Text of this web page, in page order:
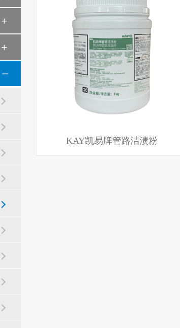
KAY凯易牌管路洁渍粉